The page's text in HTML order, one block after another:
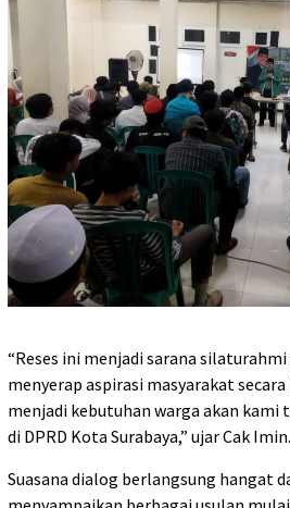
“Reses ini menjadi sarana
menyerap aspirasi masyarakat
menjadi kebutuhan warga akan kami
di DPRD Kota Surabaya,” ujar Cak Imin.
Suasana dialog berlangsung hangat